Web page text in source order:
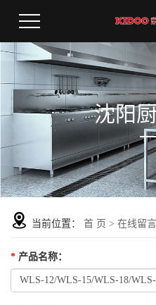
沈阳
当前位置： 首 页 > 在线留言
* 产品名称：